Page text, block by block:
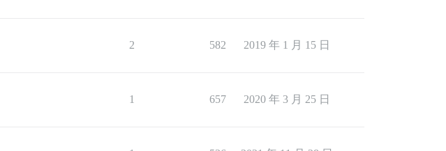
2 582 2019 年 1 月 15 日
1 657 2020 年 3 月 25 日